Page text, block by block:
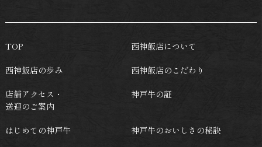
TOP 西神飯店について
西神飯店の歩み 西神飯店のこだわり
店舗アクセス・
送迎のご案内
神戸牛の証
はじめての神戸牛 神戸牛のおいしさの秘訣